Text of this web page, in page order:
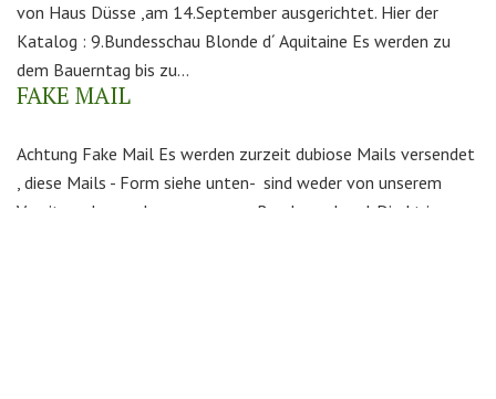
von Haus Düsse ,am 14.September ausgerichtet. Hier der
Katalog : 9.Bundesschau Blonde d´ Aquitaine Es werden zu
dem Bauerntag bis zu...
FAKE MAIL
Achtung Fake Mail Es werden zurzeit dubiose Mails versendet
, diese Mails - Form siehe unten- sind weder von unserem
Vorsitzenden noch von unserem Bundesverband. Direkt in...